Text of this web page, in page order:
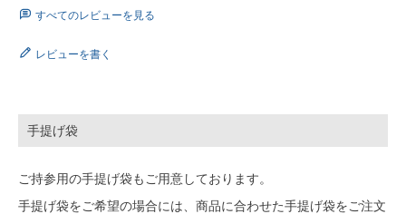
すべてのレビューを見る
レビューを書く
手提げ袋
ご持参用の手提げ袋もご用意しております。
手提げ袋をご希望の場合には、商品に合わせた手提げ袋をご注文